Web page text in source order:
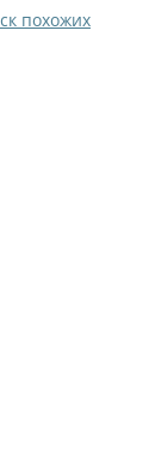
похожих